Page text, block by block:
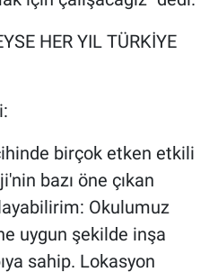
HER YIL TÜRKİYE
birçok etken etkili
bazı öne çıkan
Okulumuz
uygun şekilde inşa
sahip. Lokasyon